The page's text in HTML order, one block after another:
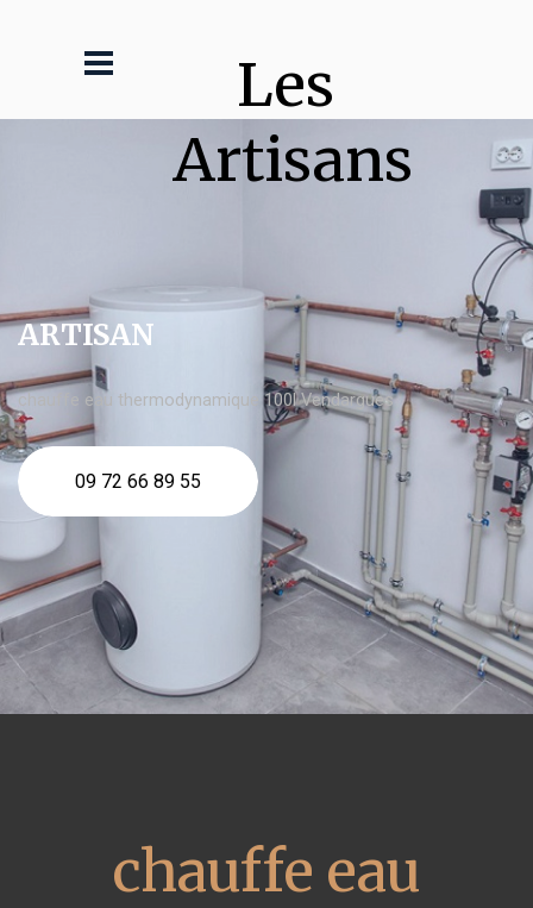
Les
Artisans
ARTISAN
chauffe eau thermodynamique 100l Vendargues
09 72 66 89 55
chauffe eau